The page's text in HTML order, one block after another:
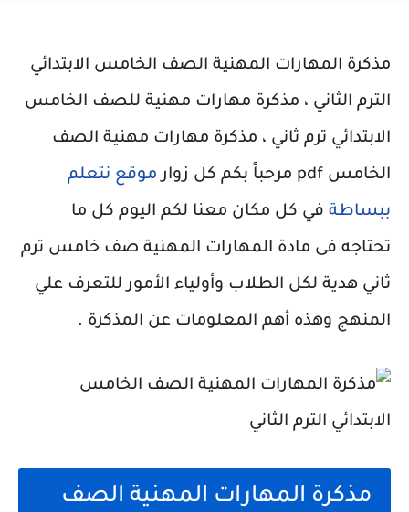
مذكرة المهارات المهنية الصف الخامس الابتدائي
الترم الثاني ، مذكرة مهارات مهنية للصف الخامس
الابتدائي ترم ثاني ، مذكرة مهارات مهنية الصف
الخامس pdf مرحباً بكم كل زوار
موقع نتعلم
ببساطة في كل مكان معنا لكم اليوم كل ما
تحتاجه فى مادة المهارات المهنية صف خامس ترم
ثاني هدية لكل الطلاب وأولياء الأمور للتعرف علي
المنهج وهذه أهم المعلومات عن المذكرة .
مذكرة المهارات المهنية الصف